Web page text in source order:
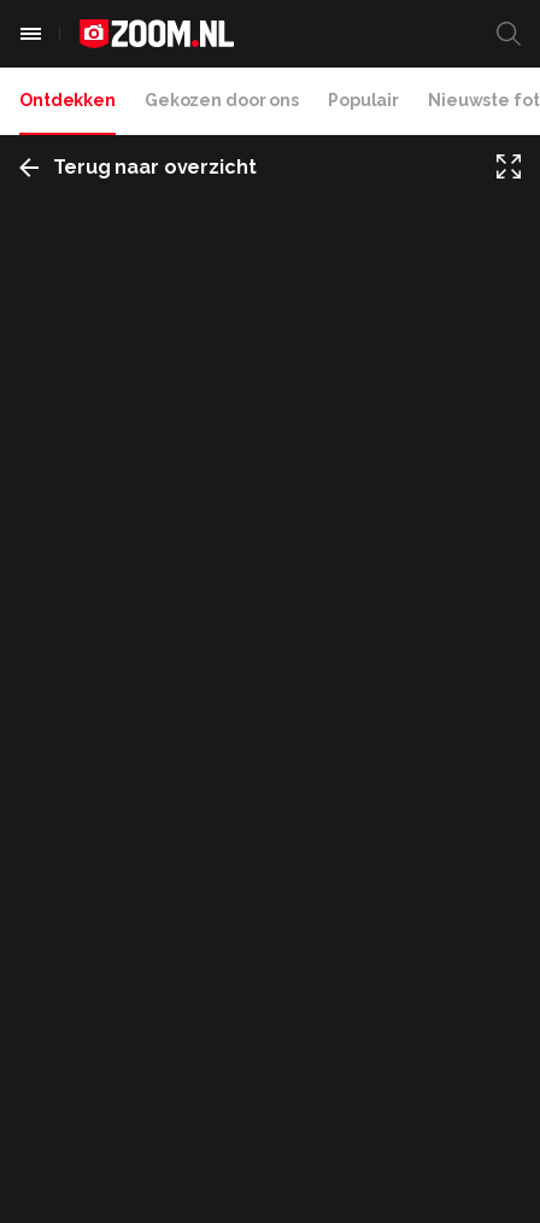
Ontdekken Gekozen door ons Populair Nieuwste
Terug naar overzicht